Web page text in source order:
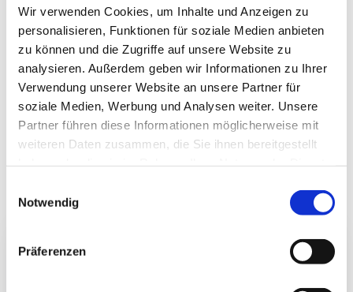
Wir verwenden Cookies, um Inhalte und Anzeigen zu
personalisieren, Funktionen für soziale Medien anbieten
zu können und die Zugriffe auf unsere Website zu
analysieren. Außerdem geben wir Informationen zu Ihrer
Verwendung unserer Website an unsere Partner für
soziale Medien, Werbung und Analysen weiter. Unsere
Partner führen diese Informationen möglicherweise mit
weiteren Daten zusammen, die Sie ihnen bereitgestellt
Notwendig
Präferenzen
300 Mbit/s
Was bedeutet 300 Mbit/s im
Alltag?
Mit einer Geschwindigkeit von300 Mbit/slassen sich